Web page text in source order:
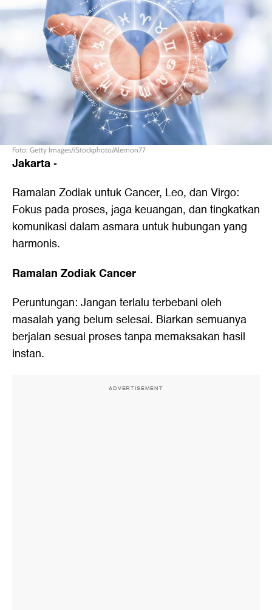
Foto: Getty Images/iStockphoto/Alernon77
Jakarta-
Ramalan Zodiak untuk Cancer, Leo, dan Virgo:
Fokus pada proses, jaga keuangan, dan tingkatkan
komunikasi dalam asmara untuk hubungan yang
harmonis.
Ramalan Zodiak Cancer
Peruntungan: Jangan terlalu terbebani oleh
masalah yang belum selesai. Biarkan semuanya
berjalan sesuai proses tanpa memaksakan hasil
instan.
ADVERTISEMENT